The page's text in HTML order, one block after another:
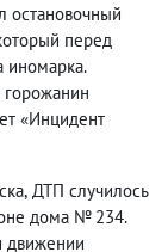
остановочный
перед
иномарка.
горожанин
«Инцидент
, ДТП случилось
дома № 234.
движении